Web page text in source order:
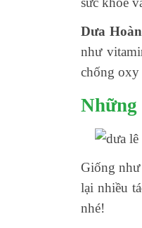
Dưa
như
chống oxy
Những
Giống
lại nhiều
nhé!